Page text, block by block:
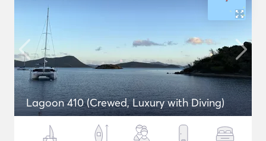
Lagoon 410 (Crewed, Luxury with Diving)